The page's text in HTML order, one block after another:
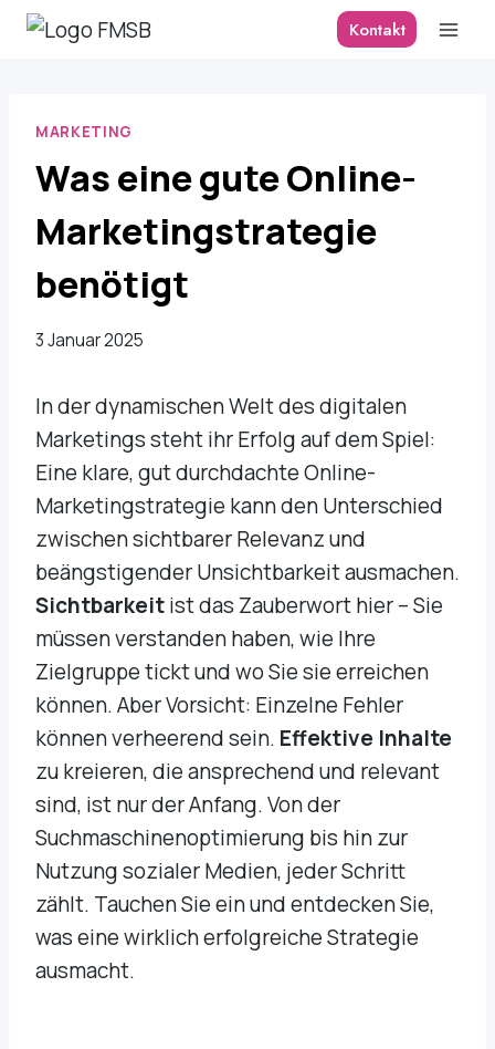
Zum
Kontakt
MARKETING
Was eine gute Online-
Marketingstrategie
benötigt
3 Januar 2025
In der dynamischen Welt des digitalen
Marketings steht ihr Erfolg auf dem Spiel:
Eine klare, gut durchdachte Online-
Marketingstrategie kann den Unterschied
zwischen sichtbarer Relevanz und
beängstigender Unsichtbarkeit ausmachen.
Sichtbarkeitist das Zauberwort hier – Sie
müssen verstanden haben, wie Ihre
Zielgruppe tickt und wo Sie sie erreichen
können. Aber Vorsicht: Einzelne Fehler
können verheerend sein. Effektive Inhalte
zu kreieren, die ansprechend und relevant
sind, ist nur der Anfang. Von der
Suchmaschinenoptimierung bis hin zur
Nutzung sozialer Medien, jeder Schritt
zählt. Tauchen Sie ein und entdecken Sie,
was eine wirklich erfolgreiche Strategie
ausmacht.